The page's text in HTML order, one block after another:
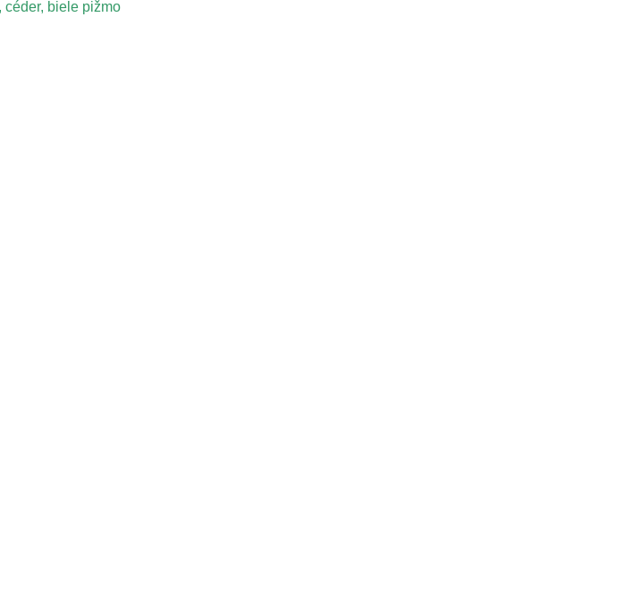
céder, biele pižmo